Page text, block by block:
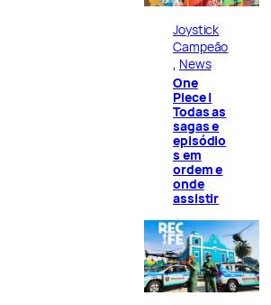
Joystick
Campeão
News
One
Piece |
Todas as
sagas e
episódio
s em
ordem e
onde
assistir